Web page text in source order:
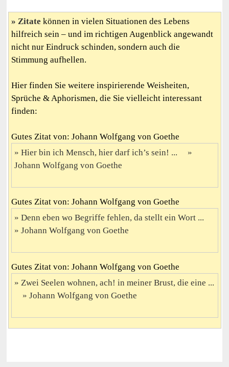
Zitate können in vielen Situationen des Lebens
hilfreich sein – und im richtigen Augenblick angewandt
nicht nur Eindruck schinden, sondern auch die
Stimmung aufhellen.
Hier finden Sie weitere inspirierende Weisheiten,
Sprüche & Aphorismen, die Sie vielleicht interessant
finden:
Gutes Zitat von: Johann Wolfgang von Goethe
Hier bin ich Mensch, hier darf ich’s sein! ...
Johann Wolfgang von Goethe
Gutes Zitat von: Johann Wolfgang von Goethe
Denn eben wo Begriffe fehlen, da stellt ein Wort ...
Johann Wolfgang von Goethe
Gutes Zitat von: Johann Wolfgang von Goethe
Zwei Seelen wohnen, ach! in meiner Brust, die eine ...
Johann Wolfgang von Goethe